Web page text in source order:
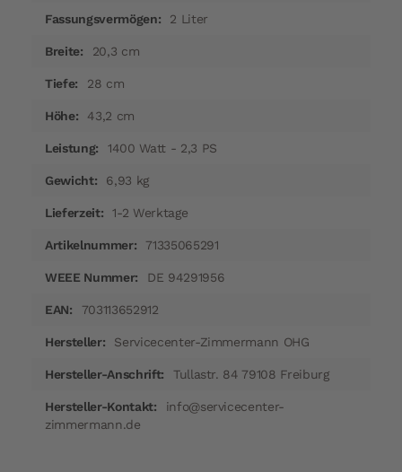
2 Liter
20,3 cm
28 cm
43,2 cm
1400 Watt - 2,3 PS
6,93 kg
1-2 Werktage
71335065291
DE 94291956
703113652912
Servicecenter-Zimmermann OHG
Tullastr. 84 79108 Freiburg
info@servicecenter-
zimmermann.de